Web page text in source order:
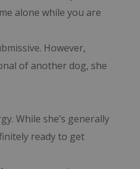
alone while you are
However,
of another dog, she
While she’s generally
ready to get